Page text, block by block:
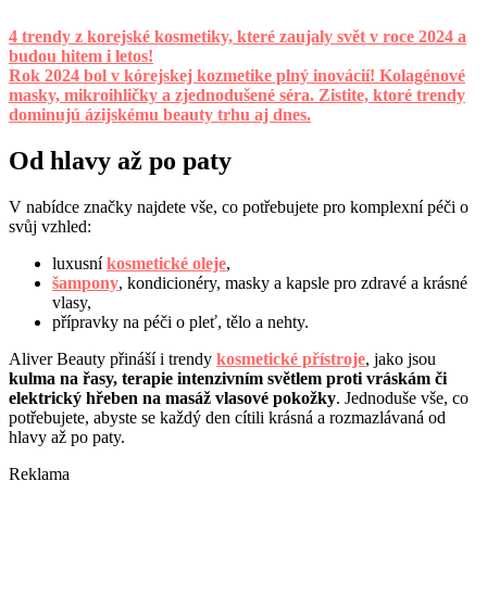
4 trendy z korejské kosmetiky, které zaujaly svět v roce 2024 a
budou hitem i letos!
Rok 2024 bol v kórejskej kozmetike plný inovácií! Kolagénové
masky, mikroihličky a zjednodušené séra. Zistite, ktoré trendy
dominujú ázijskému beauty trhu aj dnes.
Od hlavy až po paty
V nabídce značky najdete vše, co potřebujete pro komplexní péči o
svůj vzhled:
luxusníkosmetické oleje,
šampony, kondicionéry, masky a kapsle pro zdravé a krásné
vlasy,
přípravky na péči o pleť, tělo a nehty.
Aliver Beauty přináší i trendy kosmetické přístroje, jako jsou
kulma na řasy, terapie intenzivním světlem proti vráskám či
elektrický hřeben na masáž vlasové pokožky. Jednoduše vše, co
potřebujete, abyste se každý den cítili krásná a rozmazlávaná od
hlavy až po paty.
Reklama